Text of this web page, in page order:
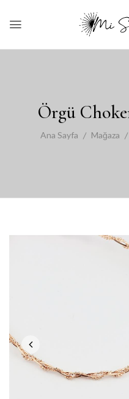
Örgü
Ana Sayfa Mağaza